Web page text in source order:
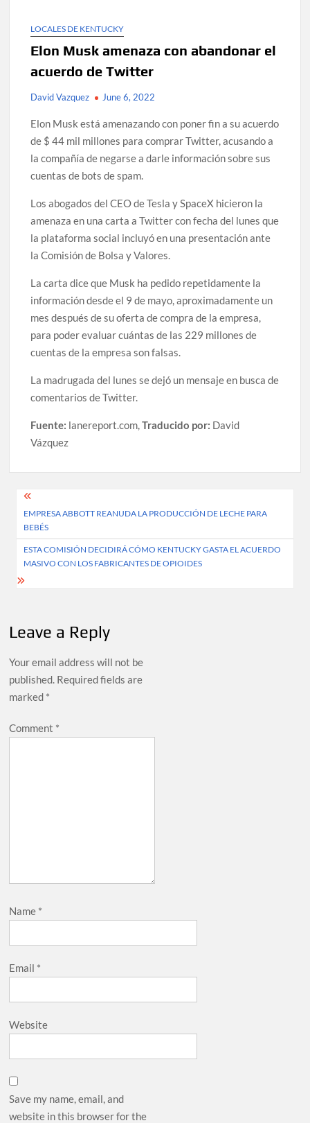
LOCALES DE KENTUCKY
Elon Musk amenaza con abandonar el
acuerdo de Twitter
David Vazquez June 6, 2022
Elon Musk está amenazando con poner fin a su acuerdo
de $ 44 mil millones para comprar Twitter, acusando a
la compañía de negarse a darle información sobre sus
cuentas de bots de spam.
Los abogados del CEO de Tesla y SpaceX hicieron la
amenaza en una carta a Twitter con fecha del lunes que
la plataforma social incluyó en una presentación ante
la Comisión de Bolsa y Valores.
La carta dice que Musk ha pedido repetidamente la
información desde el 9 de mayo, aproximadamente un
mes después de su oferta de compra de la empresa,
para poder evaluar cuántas de las 229 millones de
cuentas de la empresa son falsas.
La madrugada del lunes se dejó un mensaje en busca de
comentarios de Twitter.
Fuente: lanereport.com,Traducido por: David
Vázquez
Post
navigation
EMPRESA ABBOTT REANUDA LA PRODUCCIÓN DE LECHE PARA
BEBÉS
ESTA COMISIÓN DECIDIRÁ CÓMO KENTUCKY GASTA EL ACUERDO
MASIVO CON LOS FABRICANTES DE OPIOIDES
Leave a Reply
Your email address will not be
published. Required fields are
marked *
Comment *
Name *
Email *
Website
Save my name, email, and
website in this browser for the